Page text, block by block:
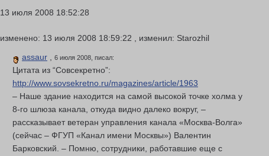
13 июля 2008 18:52:28
изменено: 13 июля 2008 18:59:22 , изменил: Starozhil
assaur
6 июля 2008, писал:
Цитата из “Совсекретно”:
http://www.sovsekretno.ru/magazines/article/1963
– Наше здание находится на самой высокой точке холма у
8-го шлюза канала, откуда видно далеко вокруг, –
рассказывает ветеран управления канала «Москва-Волга»
(сейчас – ФГУП «Канал имени Москвы») Валентин
Барковский. – Помню, сотрудники, работавшие еще с